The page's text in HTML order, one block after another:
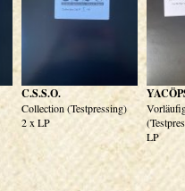
C.S.S.O.
Collection (Testpressing)
2 x LP
LP